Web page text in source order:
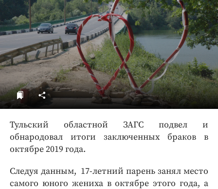
Тульский областной ЗАГС подвел и
обнародовал итоги заключенных браков в
октябре 2019 года.
Следуя данным, 17-летний парень занял место
самого юного жениха в октябре этого года, а